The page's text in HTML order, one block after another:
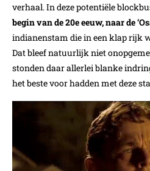
verhaal. In deze potentiële
begin van de 20e eeuw, naar de
indianenstam die in een klap rijk
Dat bleef natuurlijk niet
stonden daar allerlei blanke
het beste voor hadden met deze